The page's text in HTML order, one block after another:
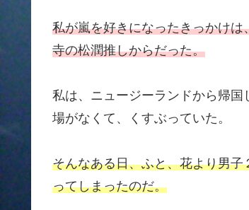
私が嵐を好きになったきっかけ
寺の松潤推しからだった。
私は、ニュージーランドから帰
場がなくて、くすぶっていた。
そんなある日、ふと、花より男
ってしまったのだ。